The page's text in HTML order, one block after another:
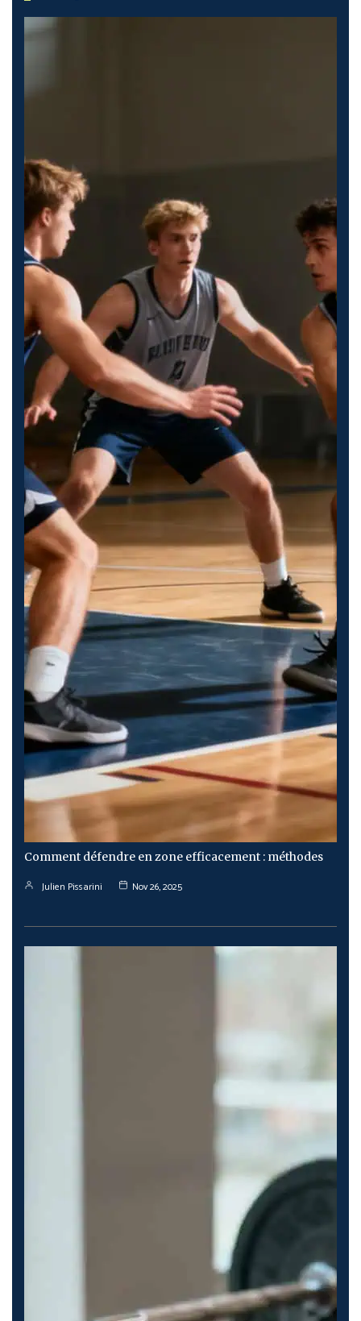
Comment défendre en zone efficacement : méthodes
Julien Pissarini Nov 26, 2025